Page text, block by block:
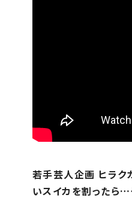
若手芸人企画 ヒラク
いスイカを割ったら